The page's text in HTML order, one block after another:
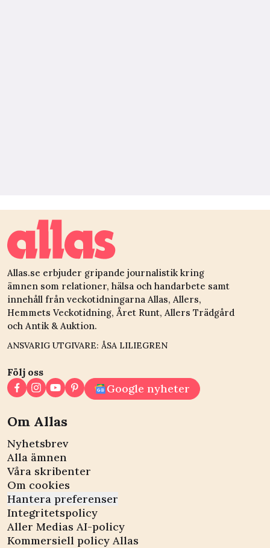
Allas.se erbjuder gripande journalistik kring
ämnen som relationer, hälsa och handarbete samt
innehåll från veckotidningarna Allas, Allers,
Hemmets Veckotidning, Året Runt, Allers Trädgård
och Antik & Auktion.
ANSVARIG UTGIVARE: ÅSA LILIEGREN
Följ oss
Google nyheter
Om Allas
Nyhetsbrev
Alla ämnen
Våra skribenter
Om cookies
Hantera preferenser
Integritetspolicy
Aller Medias AI-policy
Kommersiell policy Allas